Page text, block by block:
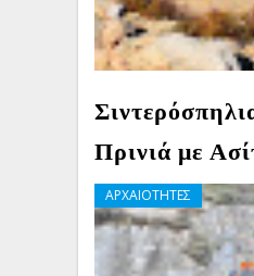
Πρινιά με
ΑΡΧΑΙΟΤΗΤΕΣ